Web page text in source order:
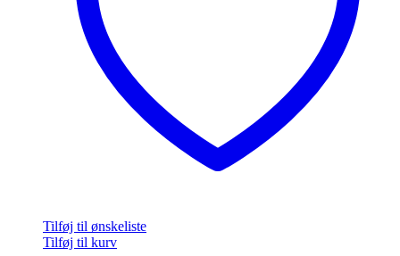
Tilføj til ønskeliste
Tilføj til kurv